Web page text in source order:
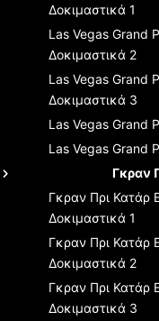
Δοκιμαστικά 1
Las Vegas Grand
Δοκιμαστικά 2
Las Vegas Grand
Δοκιμαστικά 3
Las Vegas Grand
Las Vegas Grand
Γκραν
Γκραν Πρι Κατάρ
Δοκιμαστικά 1
Γκραν Πρι Κατάρ
Δοκιμαστικά 2
Γκραν Πρι Κατάρ
Δοκιμαστικά 3